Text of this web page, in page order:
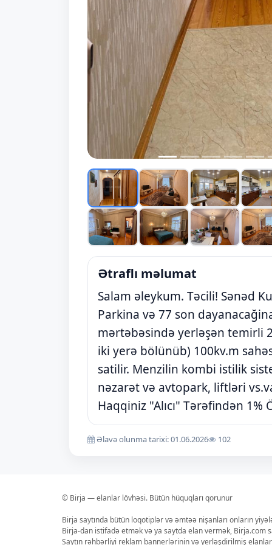
Ətraflı məlumat
Salam əleykum. Təcili! Sənəd
Parkina və 77 son
mərtəbəsində yerləşən temirli
iki yerə bölünüb) 100kv.m
satilir. Menzilin kombi istilik
nəzarət və avtopark, liftləri
Haqqiniz "Alıcı" Tərəfindən 1%
Əlavə olunma tarixi: 01.06.2026 102
© Birja — elanlar lövhəsi. Bütün hüquqları qorunur
Birja saytında bütün loqotiplər və əmtəə nişanları onların
Birja-dan istifadə etmək və ya saytda elan vermək, Birja.com
Saytın rəhbərliyi reklam bannerlərinin və yerləşdirilmiş